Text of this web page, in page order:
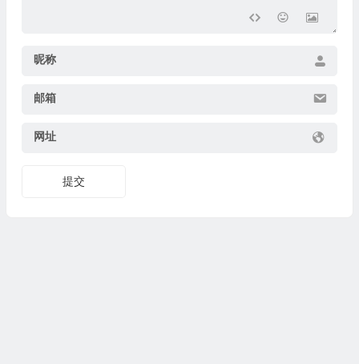
昵称
邮箱
网址
提交